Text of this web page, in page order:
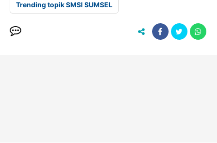
Trending topik SMSI SUMSEL